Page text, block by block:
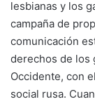
lesbianas y los
campaña de
comunicación
derechos de los
Occidente, con
social rusa.